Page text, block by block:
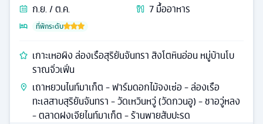
ก.ย. / ต.ค.
7มื้ออาหาร
ที่พักระดับ
เกาะเหอผิง ล่องเรือสุริยันจันทรา สิงโตหินอ่อน หมู่บ้านโบ
ราณจิ่วเฟิ่น
เถาหยวนไนท์มาเก็ต - ฟาร์มดอกไม้จงเซ่อ - ล่องเรือ
ทะเลสาบสุริยันจันทรา - วัดเหวินหวู่ (วัดกวนอู) - ชาอวู่หลง
- ตลาดฝงเจียไนท์มาเก็ต - ร้านพายสับปะรด